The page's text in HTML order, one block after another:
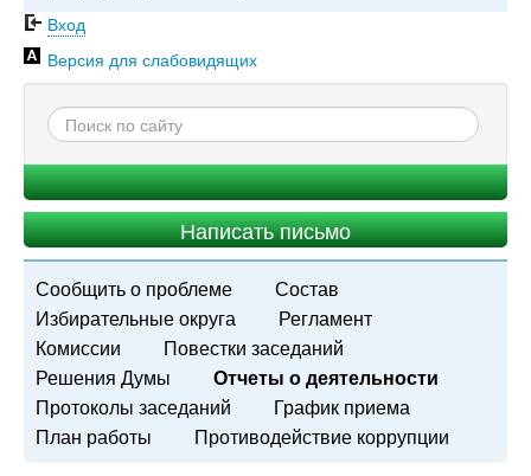
Вход
Версия для слабовидящих
Написать письмо
Сообщить о проблеме
Состав
Избирательные округа
Регламент
Комиссии
Повестки заседаний
Решения Думы
Отчеты о деятельности
Протоколы заседаний
График приема
План работы
Противодействие коррупции